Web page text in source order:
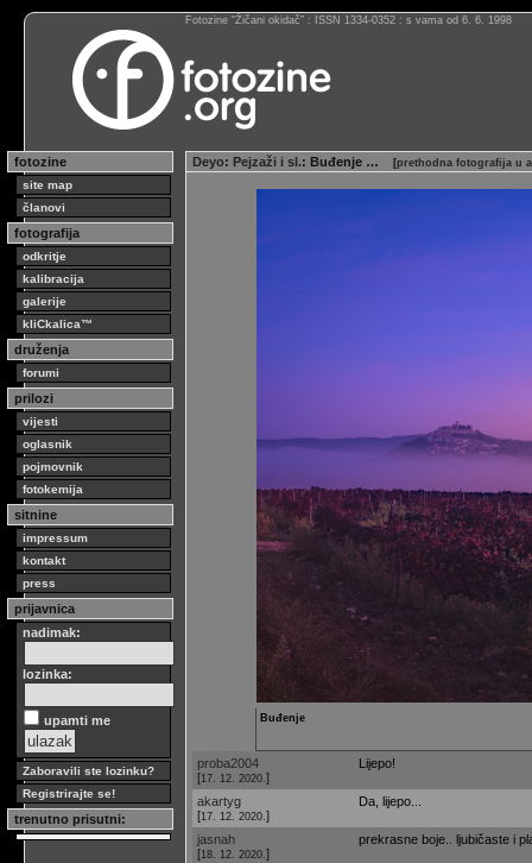
Fotozine “Žičani okidač” : ISSN 1334-0352 : s vama od 6. 6. 1998
fotozine
site map
članovi
fotografija
odkritje
kalibracija
galerije
kliCkalica™
druženja
forumi
prilozi
vijesti
oglasnik
pojmovnik
fotokemija
sitnine
impressum
kontakt
press
prijavnica
nadimak:
lozinka:
upamti me
Zaboravili ste lozinku?
Registrirajte se!
trenutno prisutni:
Deyo: Pejzaži i sl.: Buđenje … [prethodna fotografija u
Buđenje
proba2004
[17. 12. 2020. ]
Lijepo!
akartyg
[17. 12. 2020. ]
Da, lijepo...
jasnah
[18. 12. 2020. ]
prekrasne boje.. ljubičaste i